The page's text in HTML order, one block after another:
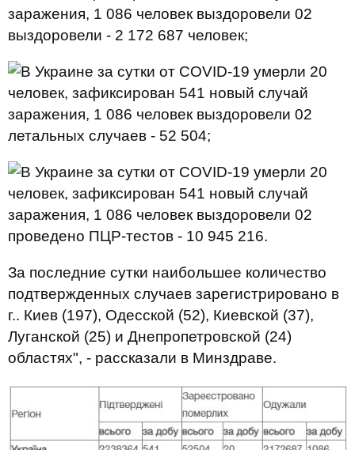
выздоровели - 2 172 687 человек;
летальных случаев - 52 504;
проведено ПЦР-тестов - 10 945 216.
За последние сутки наибольшее количество
подтвержденных случаев зарегистрировано в
г.. Киев (197), Одесской (52), Киевской (37),
Луганской (25) и Днепропетровской (24)
областях", - рассказали в Минздраве.